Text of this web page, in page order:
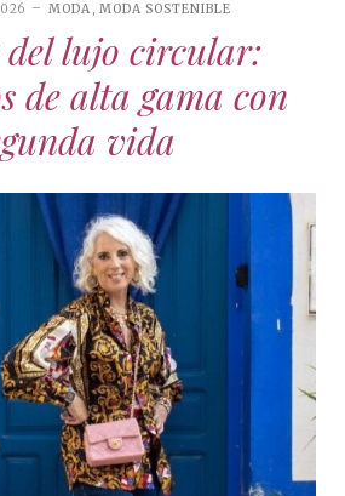
MODA , MODA SOSTENIBLE
del lujo circular:
de alta gama con
vida